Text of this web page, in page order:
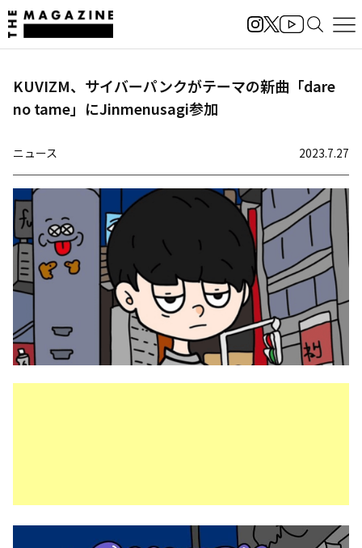
KUVIZM、サイバーパンクがテーマの新曲「dare
no tame」にJinmenusagi参加
ニュース 2023.7.27